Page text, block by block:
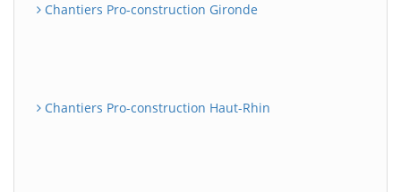
Chantiers Pro-construction Gironde
Chantiers Pro-construction Haut-Rhin